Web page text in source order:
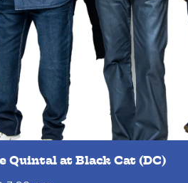
Quintal at Black Cat (DC)